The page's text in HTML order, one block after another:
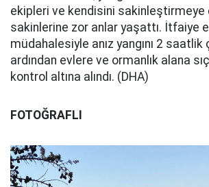
ekipleri ve kendisini sakinleştirmeye
sakinlerine zor anlar yaşattı. İtfaiye
müdahalesiyle anız yangını 2 saatlik
ardından evlere ve ormanlık alana
kontrol altına alındı. (DHA)
FOTOĞRAFLI